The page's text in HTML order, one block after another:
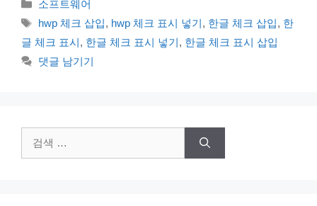
테
리
소프트웨어
태
그
hwp 체크 삽입, hwp 체크 표시 넣기, 한글 체크 삽입, 한
글 체크 표시, 한글 체크 표시 넣기, 한글 체크 표시 삽입
댓글 남기기